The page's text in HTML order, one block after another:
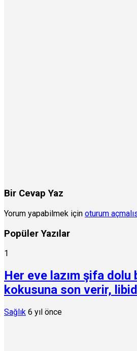
Bir Cevap Yaz
Yorum yapabilmek için oturum
Popüler Yazılar
1
Her eve lazım şifa dolu
kokusuna son verir,
Sağlık 6 yıl önce